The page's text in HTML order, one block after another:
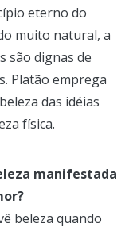
eterno do
muito natural, a
são dignas de
Platão emprega
das idéias
física.
manifestada
beleza quando